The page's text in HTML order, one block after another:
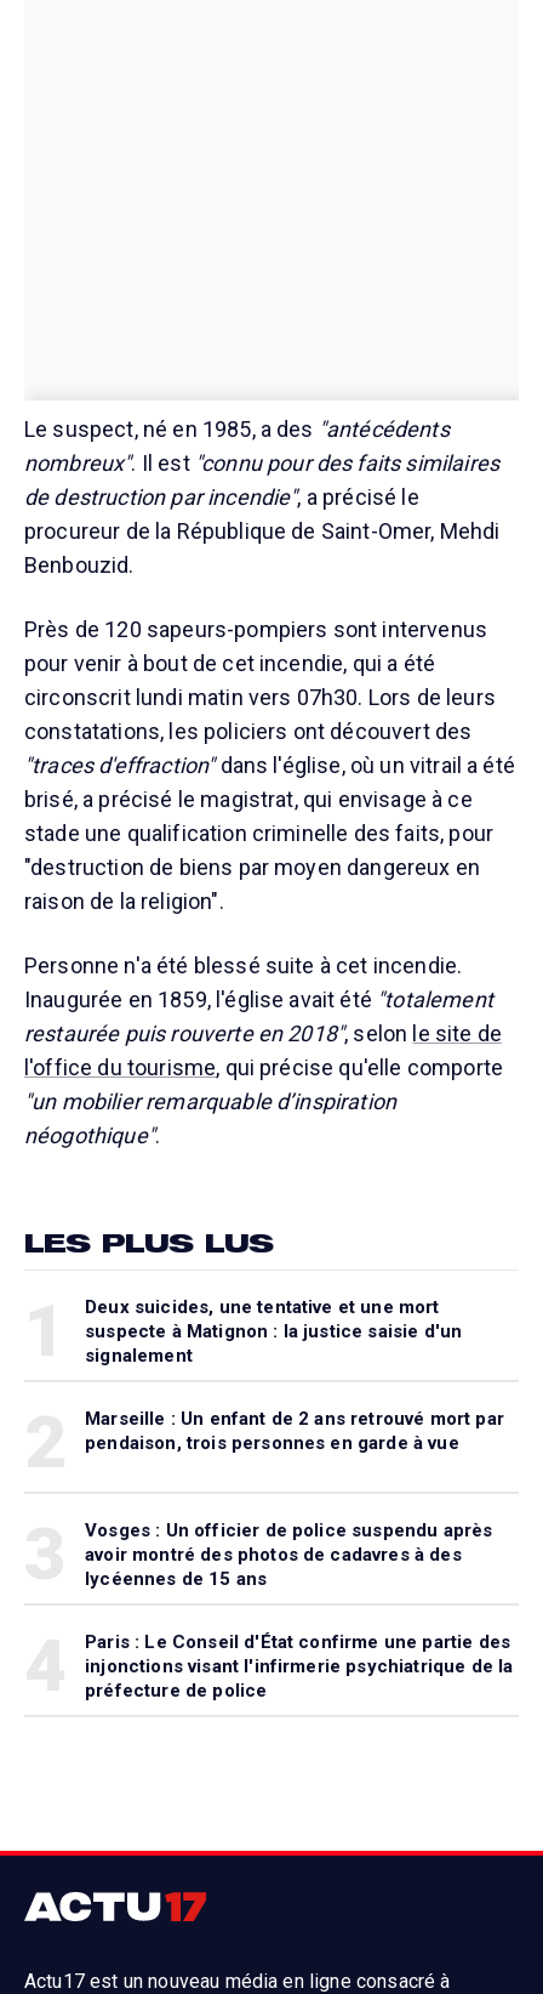
Le suspect, né en 1985, a des "antécédents
nombreux". Il est "connu pour des faits similaires
de destruction par incendie", a précisé le
procureur de la République de Saint-Omer, Mehdi
Benbouzid.
Près de 120 sapeurs-pompiers sont intervenus
pour venir à bout de cet incendie, qui a été
circonscrit lundi matin vers 07h30. Lors de leurs
constatations, les policiers ont découvert des
"traces d'effraction"dans l'église, où un vitrail a été
brisé, a précisé le magistrat, qui envisage à ce
stade une qualification criminelle des faits, pour
"destruction de biens par moyen dangereux en
raison de la religion".
Personne n'a été blessé suite à cet incendie.
Inaugurée en 1859, l'église avait été "totalement
restaurée puis rouverte en 2018", selon le site de
l'office du tourisme, qui précise qu'elle comporte
"un mobilier remarquable d’inspiration
néogothique".
LES PLUS LUS
Deux suicides, une tentative et une mort
suspecte à Matignon : la justice saisie d'un
signalement
Marseille : Un enfant de 2 ans retrouvé mort par
pendaison, trois personnes en garde à vue
Vosges : Un officier de police suspendu après
avoir montré des photos de cadavres à des
lycéennes de 15 ans
Paris : Le Conseil d'État confirme une partie des
injonctions visant l'infirmerie psychiatrique de la
préfecture de police
Actu17 est un nouveau média en ligne consacré à